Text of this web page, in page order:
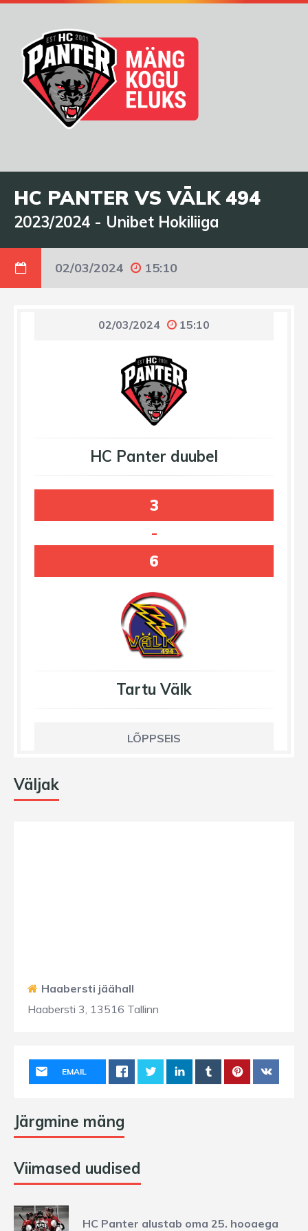
HC PANTER VS VÄLK 494
2023/2024 - Unibet Hokiliiga
02/03/2024 15:10
02/03/2024 15:10
HC Panter duubel
3
-
6
Tartu Välk
LÕPPSEIS
Väljak
Haabersti jäähall
Haabersti 3, 13516 Tallinn
EMAIL
Järgmine mäng
Viimased uudised
HC Panter alustab oma 25. hooaega